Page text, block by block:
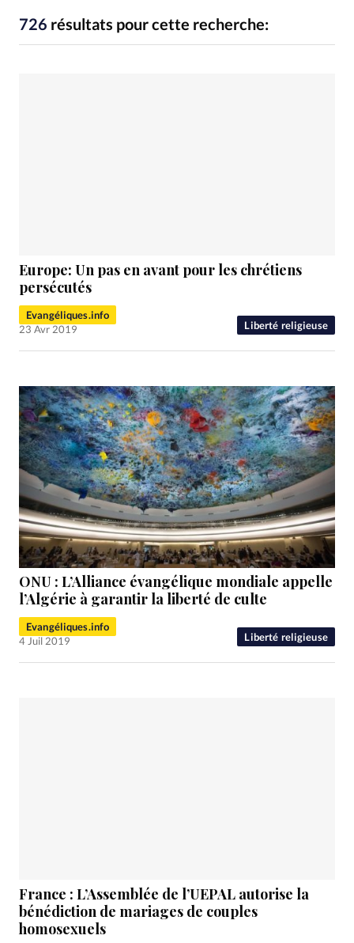
Toute l'actualité Bible Culture
Economie
Eglises
Histoire Laicité
Liberté religieuse
726 résultats pour cette recherche:
Liberté religieuse
Europe: Un pas en avant pour les chrétiens
persécutés
Evangéliques.info
23 Avr 2019
Liberté religieuse
ONU : L’Alliance évangélique mondiale appelle
l’Algérie à garantir la liberté de culte
Evangéliques.info
4 Juil 2019
France : L’Assemblée de l’UEPAL autorise la
bénédiction de mariages de couples
homosexuels